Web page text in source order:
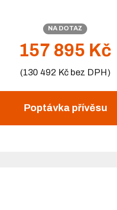
NA DOTAZ
157 895 Kč
(130 492 Kč bez DPH)
Poptávka přívěsu